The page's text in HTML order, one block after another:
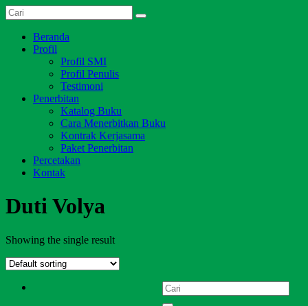
Skip
to
content
Salim
Media
Indonesia
Dari
Jambi
untuk
Menu
Beranda
Profil
Profil SMI
Profil Penulis
Testimoni
Penerbitan
Katalog Buku
Cara Menerbitkan Buku
Kontrak Kerjasama
Paket Penerbitan
Percetakan
Kontak
Duti Volya
Showing the single result